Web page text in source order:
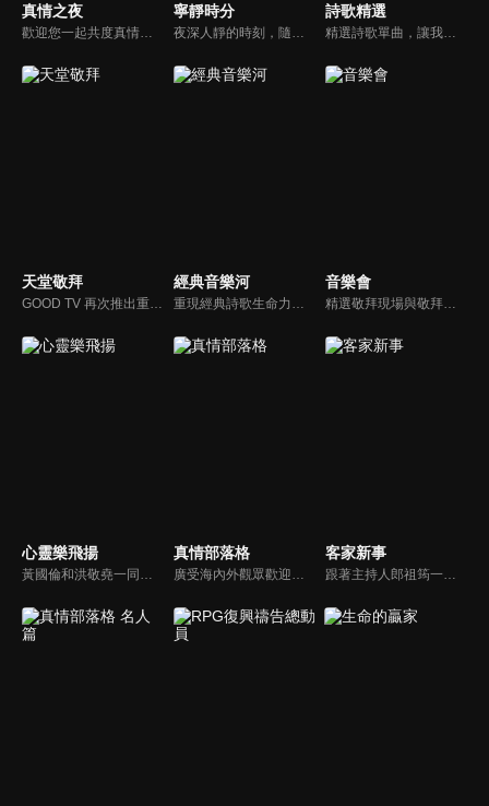
真情之夜 寧靜時分 詩歌精選
精選詩歌單曲，讓我們獻上全心全人的敬拜。
天堂敬拜
GOOD TV 再次推出重量級音樂節目《天堂敬拜》，匯集當代知名音樂人，在敬拜水流中引領觀眾經歷神的同在。期盼觀眾收看時，神的同在降臨、聖靈充滿；透過音樂成為橋樑，讓神同在的氛圍，吸引非基督徒渴望認識神，得著救恩。
經典音樂河
重現經典詩歌生命力，讓您在歌中感受上帝亙古榮耀作為和救贖大恩。
音樂會
精選敬拜現場與敬拜者真實的分享，讓我們一起向神獻上最美的祭。
心靈樂飛揚
黃國倫和洪敬堯一同至心靈樂飛揚分享流行音樂和詩歌的不同處，兩人在節目中更分享影響他們或深具意義的歌曲，節目中演唱了我願意、每天愛你多一些、眼淚、愛是最美的事情、不住感謝不停讚美、愛常常喜樂等動人好聽的歌曲。
真情部落格
廣受海內外觀眾歡迎的真情部落格，是以見證故事為主軸的訪談節目，由知名主播夏嘉璐主持，莊信德牧師、黃國倫牧師回應，來賓在節目中自在的暢談自己的生命歷程，這些最真實的生命見證也幫助許多人走出低谷。
客家新事
跟著主持人郎祖筠一起關心客家事，體驗客家文化之美，透過見證分享一同經歷上帝的恩典。